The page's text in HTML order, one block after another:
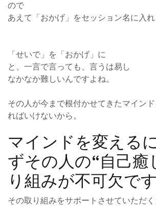
ので
あえて「おかげ」をセッション名に入れ
「せいで」を「おかげ」に
と、一言で言っても、言うは易し
なかなか難しいんですよね。
その人が今まで根付かせてきたマイン
ればいけないから。
マインドを変える
ずその人の“自己癒
り組みが不可欠です
その取り組みをサポートさせていただ